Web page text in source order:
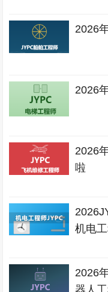
2026
2026
2026
啦
机电
2026
器人